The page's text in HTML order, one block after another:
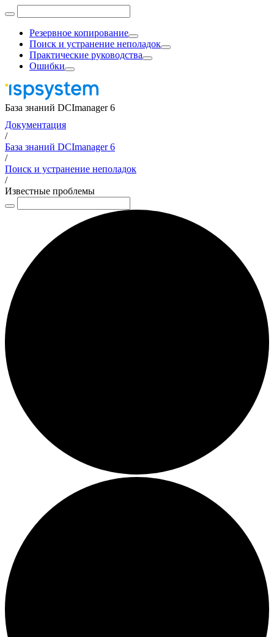
Резервное копирование
Поиск и устранение неполадок
Практические руководства
Ошибки
База знаний DCImanager 6
Документация
/
База знаний DCImanager 6
/
Поиск и устранение неполадок
/
Известные проблемы